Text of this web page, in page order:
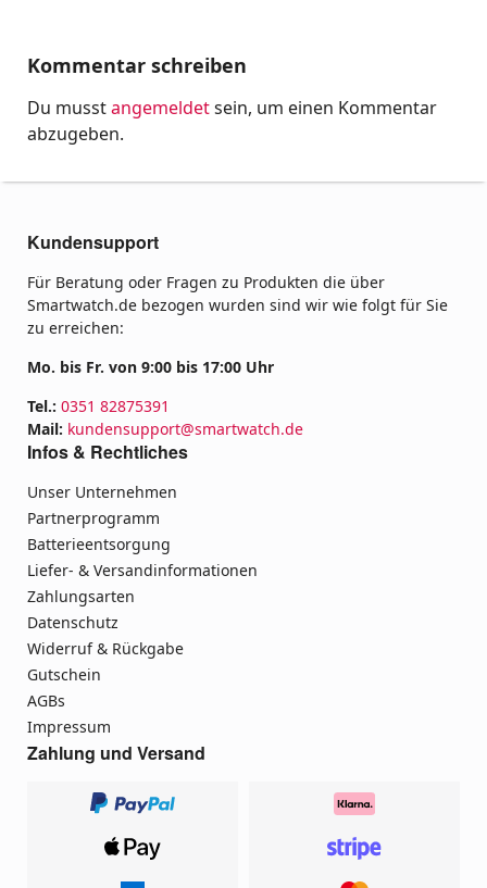
Kommentar schreiben
Du musstangemeldetsein, um einen Kommentar
abzugeben.
Kundensupport
Für Beratung oder Fragen zu Produkten die über
Smartwatch.de bezogen wurden sind wir wie folgt für Sie
zu erreichen:
Mo. bis Fr. von 9:00 bis 17:00 Uhr
Tel.: 0351 82875391
Mail: kundensupport@smartwatch.de
Infos & Rechtliches
Unser Unternehmen
Partnerprogramm
Batterieentsorgung
Liefer- & Versandinformationen
Zahlungsarten
Datenschutz
Widerruf & Rückgabe
Gutschein
AGBs
Impressum
Zahlung und Versand